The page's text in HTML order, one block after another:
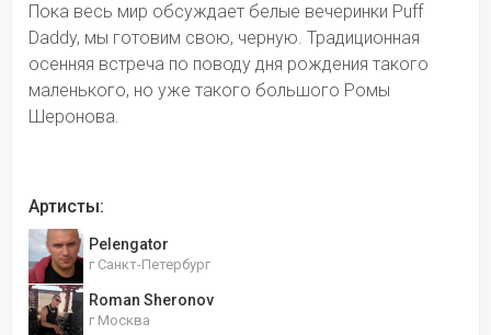
Пока весь мир обсуждает белые вечеринки Puff
Daddy, мы готовим свою, черную. Традиционная
осенняя встреча по поводу дня рождения такого
маленького, но уже такого большого Ромы
Шеронова.
Артисты:
Pelengator
г Санкт-Петербург
Roman Sheronov
г Москва